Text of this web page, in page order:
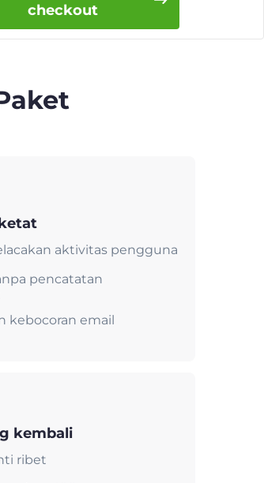
checkout
aktivitas pengguna
pencatatan
kebocoran email
kembali
ribet